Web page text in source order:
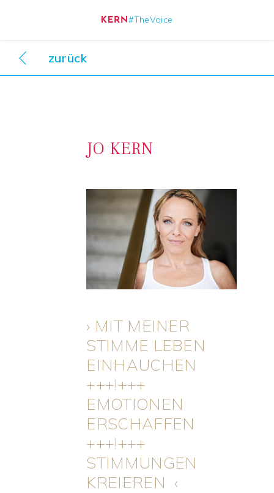
zum
Inhalt
#TheVoice
Über Kern Essenz
zurück
JO KERN
› MIT MEINER
STIMME LEBEN
EINHAUCHEN
+++!+++
EMOTIONEN
ERSCHAFFEN
+++!+++
STIMMUNGEN
KREIEREN ‹